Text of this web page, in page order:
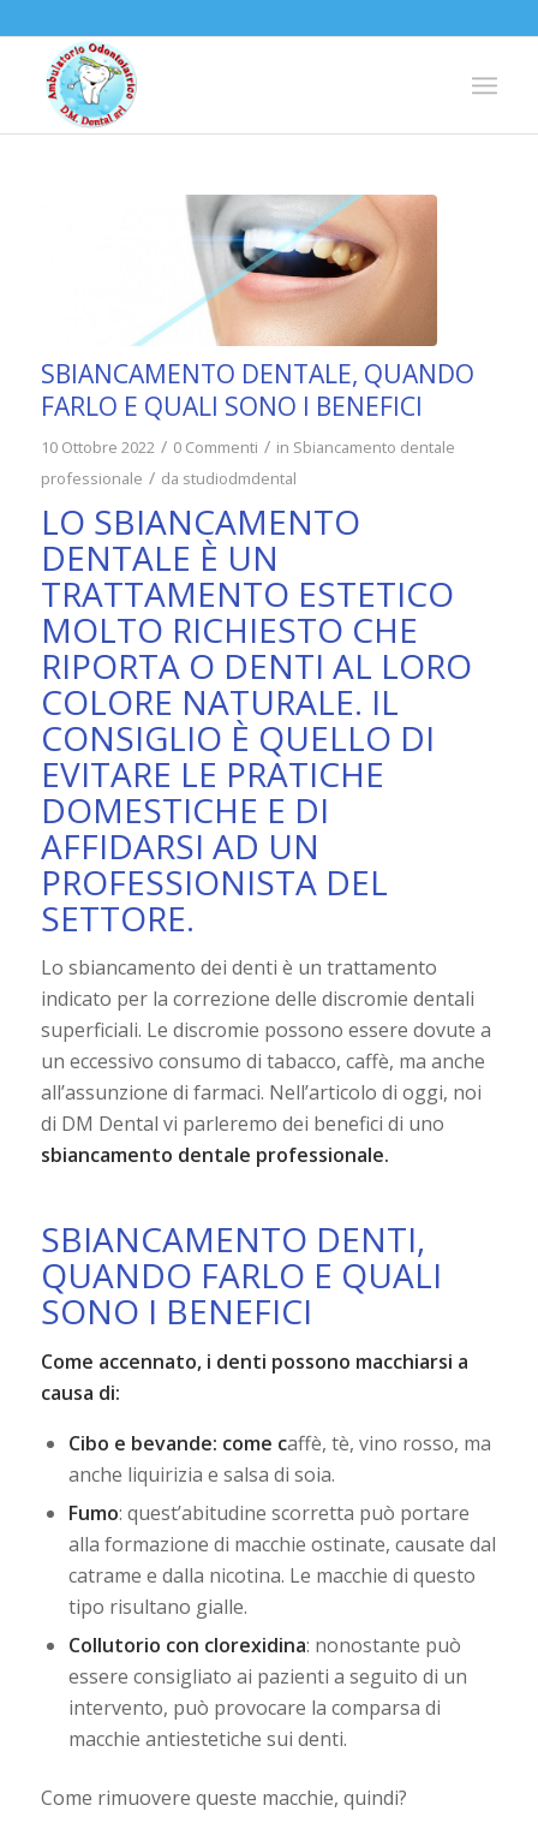
SBIANCAMENTO DENTALE, QUANDO
FARLO E QUALI SONO I BENEFICI
10 Ottobre 2022 / 0 Commenti / in Sbiancamento dentale
professionale / da studiodmdental
LO SBIANCAMENTO
DENTALE È UN
TRATTAMENTO ESTETICO
MOLTO RICHIESTO CHE
RIPORTA O DENTI AL LORO
COLORE NATURALE. IL
CONSIGLIO È QUELLO DI
EVITARE LE PRATICHE
DOMESTICHE E DI
AFFIDARSI AD UN
PROFESSIONISTA DEL
SETTORE.
Lo sbiancamento dei denti è un trattamento
indicato per la correzione delle discromie dentali
superficiali. Le discromie possono essere dovute a
un eccessivo consumo di tabacco, caffè, ma anche
all’assunzione di farmaci. Nell’articolo di oggi, noi
di DM Dental vi parleremo dei benefici di uno
sbiancamento dentale professionale.
SBIANCAMENTO DENTI,
QUANDO FARLO E QUALI
SONO I BENEFICI
Come accennato, i denti possono macchiarsi a
causa di:
Cibo e bevande: come caffè, tè, vino rosso, ma
anche liquirizia e salsa di soia.
Fumo: quest’abitudine scorretta può portare
alla formazione di macchie ostinate, causate dal
catrame e dalla nicotina. Le macchie di questo
tipo risultano gialle.
Collutorio con clorexidina: nonostante può
essere consigliato ai pazienti a seguito di un
intervento, può provocare la comparsa di
macchie antiestetiche sui denti.
Come rimuovere queste macchie, quindi?